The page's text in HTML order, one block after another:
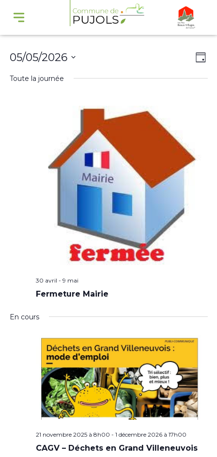
Jour
05/05/2026
Toute la journée
30 avril - 9 mai
Fermeture Mairie
En cours
21 novembre 2025 à 8h00 - 1 décembre 2026 à 17h00
CAGV – Déchets en Grand Villeneuvois